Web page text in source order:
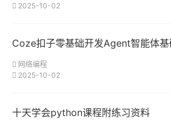
2025-10-02
Coze扣子零基础开发Agent智能体
网络编程
2025-10-02
十天学会python课程附练习资料